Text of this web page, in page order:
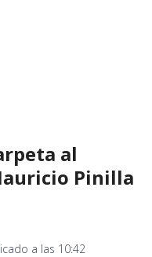
al
Pinilla
a las 10:42